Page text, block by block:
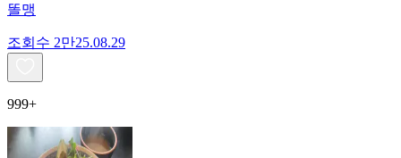
똘맹
조회수 2만25.08.29
999+